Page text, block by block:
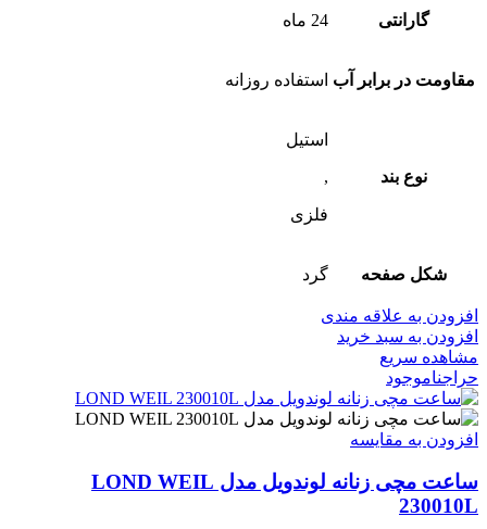
گارانتی 24 ماه
مقاومت در برابر آب استفاده روزانه
نوع بند
استیل
,
فلزی
شکل صفحه گرد
افزودن به علاقه مندی
افزودن به سبد خرید
مشاهده سریع
حراجناموجود
افزودن به مقایسه
ساعت مچی زنانه لوندویل مدل LOND WEIL
230010L